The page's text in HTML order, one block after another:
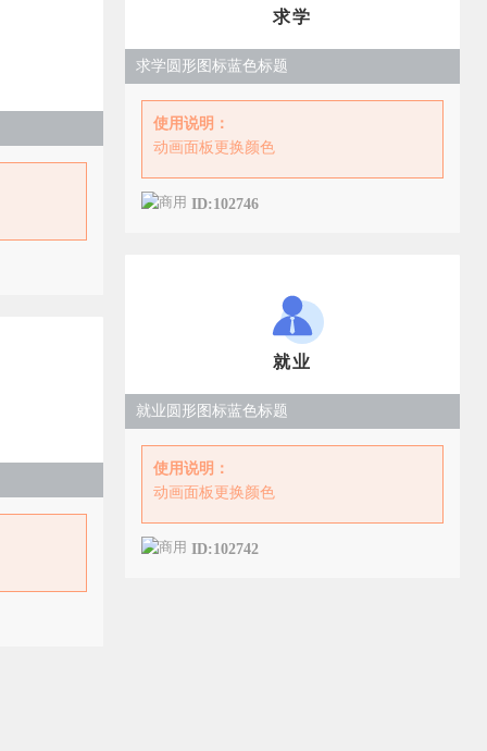
求学
求学圆形图标蓝色标题
使用说明：
动画面板更换颜色
ID:102746
就业
就业圆形图标蓝色标题
使用说明：
动画面板更换颜色
ID:102742